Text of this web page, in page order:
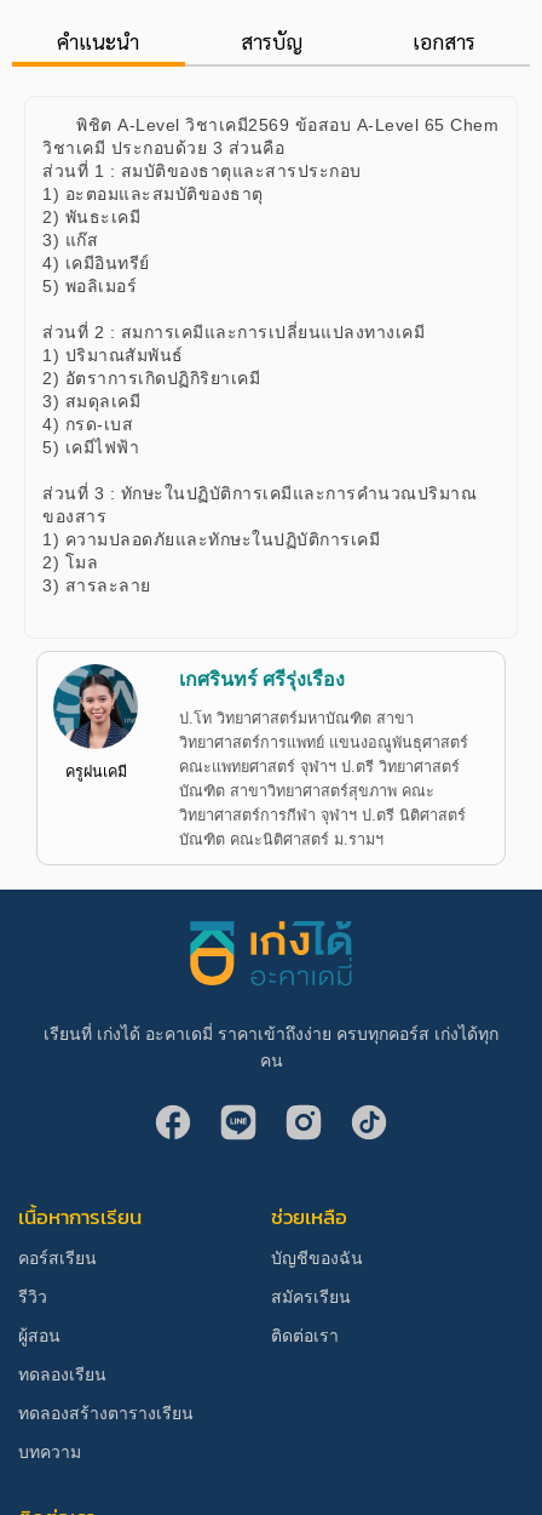
คำแนะนำ สารบัญ เอกสาร
พิชิต A-Level วิชาเคมี2569 ข้อสอบ A-Level 65 Chem
วิชาเคมี ประกอบด้วย 3 ส่วนคือ
ส่วนที่ 1 : สมบัติของธาตุและสารประกอบ
1) อะตอมและสมบัติของธาตุ
2) พันธะเคมี
3) แก๊ส
4) เคมีอินทรีย์
5) พอลิเมอร์
ส่วนที่ 2 : สมการเคมีและการเปลี่ยนแปลงทางเคมี
1) ปริมาณสัมพันธ์
2) อัตราการเกิดปฏิกิริยาเคมี
3) สมดุลเคมี
4) กรด-เบส
5) เคมีไฟฟ้า
ส่วนที่ 3 : ทักษะในปฏิบัติการเคมีและการคำนวณปริมาณ
ของสาร
1) ความปลอดภัยและทักษะในปฏิบัติการเคมี
2) โมล
3) สารละลาย
ครูฝนเคมี
เกศรินทร์ ศรีรุ่งเรือง
ป.โท วิทยาศาสตร์มหาบัณฑิต สาขา
วิทยาศาสตร์การแพทย์ แขนงอณูพันธุศาสตร์
คณะแพทยศาสตร์ จุฬาฯ ป.ตรี วิทยาศาสตร์
บัณฑิต สาขาวิทยาศาสตร์สุขภาพ คณะ
วิทยาศาสตร์การกีฬา จุฬาฯ ป.ตรี นิติศาสตร์
บัณฑิต คณะนิติศาสตร์ ม.รามฯ
เรียนที่ เก่งได้ อะคาเดมี่ ราคาเข้าถึงง่าย ครบทุกคอร์ส เก่งได้ทุก
คน
เนื้อหาการเรียน
คอร์สเรียน
รีวิว
ผู้สอน
ทดลองเรียน
ทดลองสร้างตารางเรียน
บทความ
ช่วยเหลือ
บัญชีของฉัน
สมัครเรียน
ติดต่อเรา